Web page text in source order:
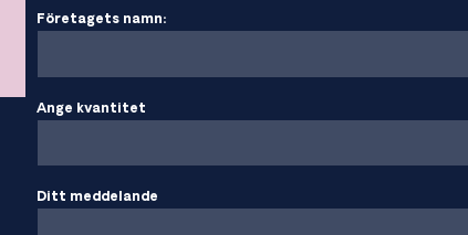
Företagets namn:
Ange kvantitet
Ditt meddelande